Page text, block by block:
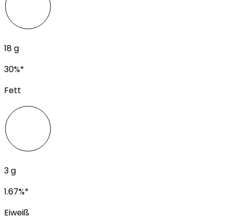
18g
30%*
Fett
3g
1.67%*
Eiweiß